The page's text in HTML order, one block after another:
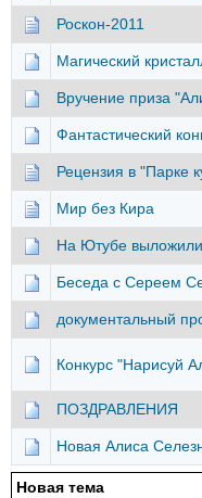
Роскон-2011
Магический
Вручение приза
Фантастический
Рецензия в "Парке
Мир без Кира
На Ютубе
Беседа с Сереем
документальный
Конкурс "Нарисуй
ПОЗДРАВЛЕНИЯ
Новая Алиса
Новая тема